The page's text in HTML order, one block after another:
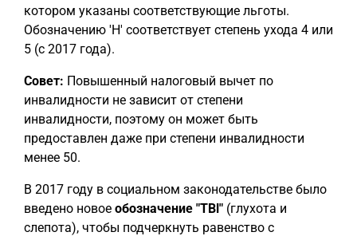
котором указаны соответствующие льготы.
Обозначению 'H' соответствует степень ухода 4 или
5 (с 2017 года).
Совет: Повышенный налоговый вычет по
инвалидности не зависит от степени
инвалидности, поэтому он может быть
предоставлен даже при степени инвалидности
менее 50.
В 2017 году в социальном законодательстве было
введено новое обозначение "TBl" (глухота и
слепота), чтобы подчеркнуть равенство с